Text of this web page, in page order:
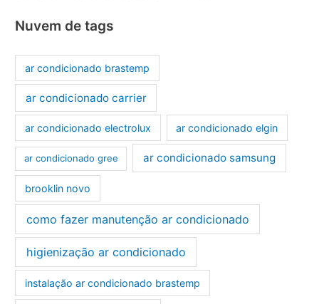
Nuvem de tags
ar condicionado brastemp
ar condicionado carrier
ar condicionado electrolux ar condicionado elgin
ar condicionado gree ar condicionado samsung
brooklin novo
como fazer manutenção ar condicionado
higienização ar condicionado
instalação ar condicionado brastemp